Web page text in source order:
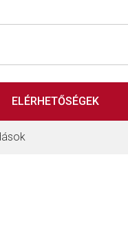
ELÉRHETŐSÉGEK